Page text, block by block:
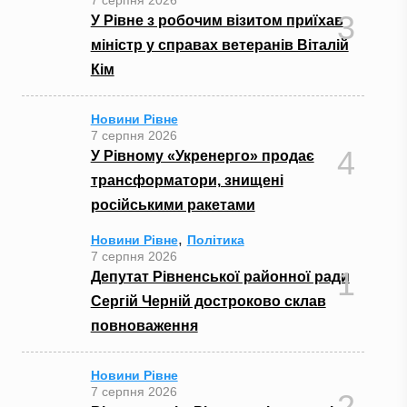
У Рівне з робочим візитом приїхав
міністр у справах ветеранів Віталій
Кім
3
Новини Рівне
7 серпня 2026
У Рівному «Укренерго» продає
трансформатори, знищені
російськими ракетами
4
Новини Рівне, Політика
7 серпня 2026
Депутат Рівненської районної ради
Сергій Черній достроково склав
повноваження
1
Новини Рівне
7 серпня 2026